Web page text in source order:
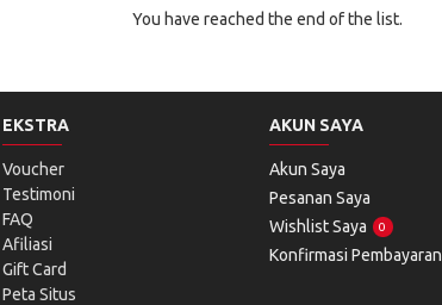
You have reached the end of the list.
EKSTRA
Voucher
Testimoni
FAQ
Afiliasi
Gift Card
Peta Situs
AKUN SAYA
Akun Saya
Pesanan Saya
Wishlist Saya
0
Konfirmasi Pembayaran